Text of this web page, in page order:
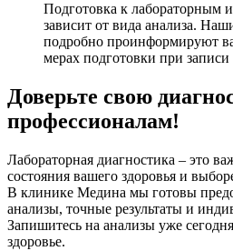
Подготовка к лабораторным
зависит от вида анализа.
подробно проинформируют
мерах подготовки при записи
Доверьте свою
профессионалам!
Лабораторная диагностика – это
состояния вашего здоровья и
В клинике Медина мы готовы
анализы, точные результаты и
Запишитесь на анализы уже
здоровье.